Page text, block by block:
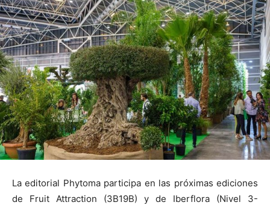
La editorial Phytoma participa en las próximas ediciones
de Fruit Attraction (3B19B) y de Iberflora (Nivel 3-